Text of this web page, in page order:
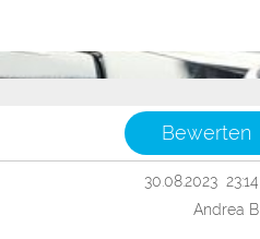
Bewerten
Andrea B
30.08.2023 23:14